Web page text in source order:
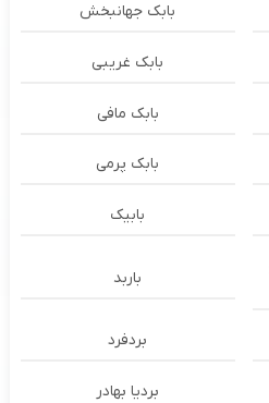
بابک جهانبخش
بابک غریبی
بابک مافی
بابک پرمی
بابیک
باربد
بردفرد
بردیا بهادر